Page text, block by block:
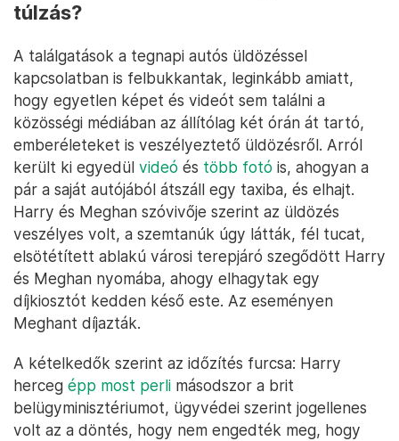
túlzás?
A találgatások a tegnapi autós üldözéssel
kapcsolatban is felbukkantak, leginkább amiatt,
hogy egyetlen képet és videót sem találni a
közösségi médiában az állítólag két órán át tartó,
emberéleteket is veszélyeztető üldözésről. Arról
került ki egyedül videó és több fotó is, ahogyan a
pár a saját autójából átszáll egy taxiba, és elhajt.
Harry és Meghan szóvivője szerint az üldözés
veszélyes volt, a szemtanúk úgy látták, fél tucat,
elsötétített ablakú városi terepjáró szegődött Harry
és Meghan nyomába, ahogy elhagytak egy
díjkiosztót kedden késő este. Az eseményen
Meghant díjazták.
A kételkedők szerint az időzítés furcsa: Harry
herceg épp most perli másodszor a brit
belügyminisztériumot, ügyvédei szerint jogellenes
volt az a döntés, hogy nem engedték meg, hogy